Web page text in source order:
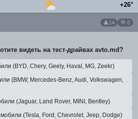
+26°
14 💬 0
видеть на тест-драйвах avto.md?
(BYD, Chery, Geely, Haval, MG, Zeekr)
(BMW, Mercedes-Benz, Audi, Volkswagen,
(Jaguar, Land Rover, MINI, Bentley)
(Tesla, Ford, Chevrolet, Jeep, Dodge)